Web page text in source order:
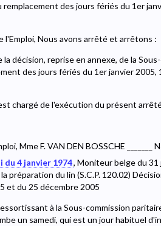
des jours fériés du 1er
Nous avons arrêté et arrêtons :
décision, reprise en annexe, de la
des jours fériés du 1er janvier 2005,
chargé de l'exécution du présent
Mme F. VAN DEN BOSSCHE _______
du 4 janvier 1974, Moniteur belge du 31
préparation du lin (S.C.P. 120.02)
et du 25 décembre 2005
à la Sous-commission
un samedi, qui est un jour habituel